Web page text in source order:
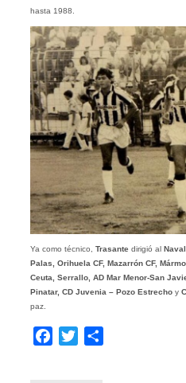
hasta 1988.
Ya como técnico, Trasante dirigió al
Palas, Orihuela CF, Mazarrón CF,
Ceuta, Serrallo, AD Mar Menor-San
Pinatar, CD Juvenia – Pozo Estrecho y
paz.
Facebook
Twitter